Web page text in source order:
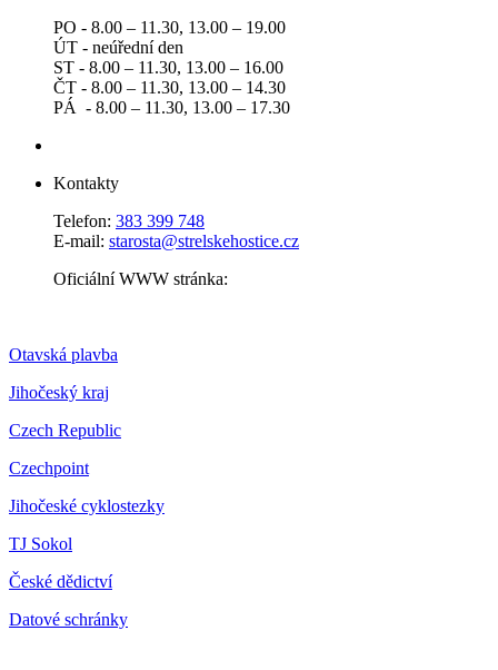
PO - 8.00 – 11.30, 13.00 – 19.00
ÚT - neúřední den
ST - 8.00 – 11.30, 13.00 – 16.00
ČT - 8.00 – 11.30, 13.00 – 14.30
PÁ - 8.00 – 11.30, 13.00 – 17.30
Kontakty
Telefon: 383 399 748
E-mail: starosta@strelskehostice.cz
Oficiální WWW stránka:
Otavská plavba
Jihočeský kraj
Czech Republic
Czechpoint
Jihočeské cyklostezky
TJ Sokol
České dědictví
Datové schránky